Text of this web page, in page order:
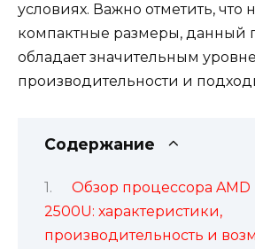
условиях. Важно отметить, что
компактные размеры, данный
обладает значительным
производительности и
Содержание
Обзор процессора AMD
2500U: характеристики,
производительность и